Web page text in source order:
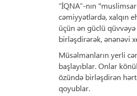
“İQNA”-nın
cəmiyyətlərdə, xalqın
üçün ən güclü
birləşdirərək, ənənəvi
Müsəlmanların yerli
başlayıblar. Onlar
özündə birləşdirən
qoyublar.